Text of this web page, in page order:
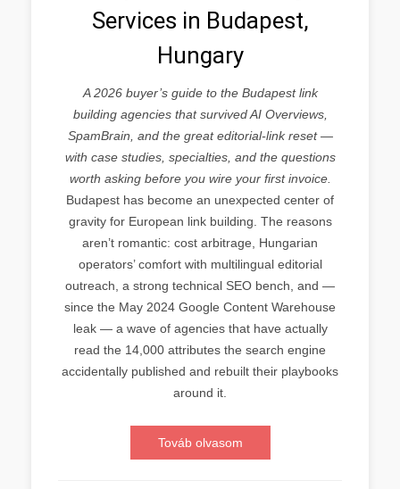
Services in Budapest,
Hungary
A 2026 buyer’s guide to the Budapest link
building agencies that survived AI Overviews,
SpamBrain, and the great editorial-link reset —
with case studies, specialties, and the questions
worth asking before you wire your first invoice.
Budapest has become an unexpected center of
gravity for European link building. The reasons
aren’t romantic: cost arbitrage, Hungarian
operators’ comfort with multilingual editorial
outreach, a strong technical SEO bench, and —
since the May 2024 Google Content Warehouse
leak — a wave of agencies that have actually
read the 14,000 attributes the search engine
accidentally published and rebuilt their playbooks
around it.
Továb olvasom